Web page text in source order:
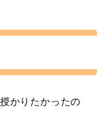
かりたかったの